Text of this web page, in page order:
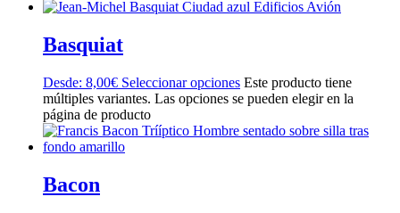
Basquiat
Desde: 8,00€ Seleccionar opciones Este producto tiene
múltiples variantes. Las opciones se pueden elegir en la
página de producto
Bacon